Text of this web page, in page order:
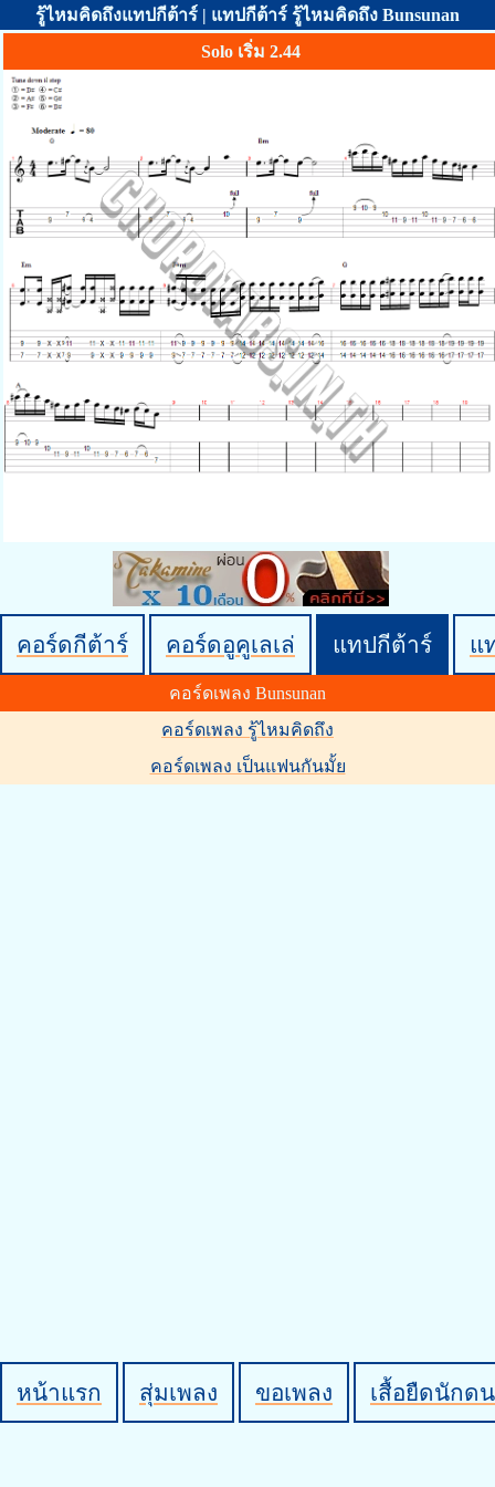
รู้ไหมคิดถึงแทปกีต้าร์ | แทปกีต้าร์ รู้ไหมคิดถึง Bunsunan
Solo เริ่ม 2.44
คอร์ดกีต้าร์ คอร์ดอูคูเลเล่ แทปกีต้าร์ แ
คอร์ดเพลง Bunsunan
คอร์ดเพลง รู้ไหมคิดถึง
คอร์ดเพลง เป็นแฟนกันมั้ย
หน้าแรก สุ่มเพลง ขอเพลง เสื้อยืดนักด